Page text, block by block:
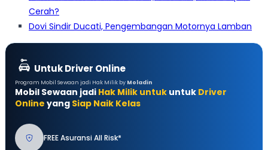
Cerah?
Dovi Sindir Ducati, Pengembangan Motornya Lamban
Untuk Driver Online
Program Mobil Sewaan jadi Hak Milik by Moladin
Mobil Sewaan jadi Hak Milik untuk untuk Driver
Online yang Siap Naik Kelas
FREE Asuransi All Risk*